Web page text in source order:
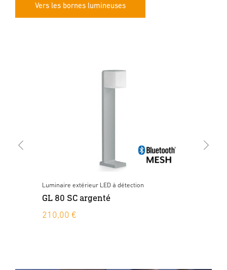
Vers les bornes lumineuses
Luminaire extérieur LED à détection
GL 80 SC argenté
210,00 €